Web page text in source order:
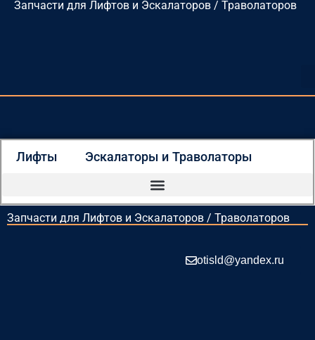
Перейти
Запчасти для Лифтов и Эскалаторов / Траволаторов
Лифты Эскалаторы и Траволаторы
Запчасти для Лифтов и Эскалаторов / Траволаторов
otisld@yandex.ru